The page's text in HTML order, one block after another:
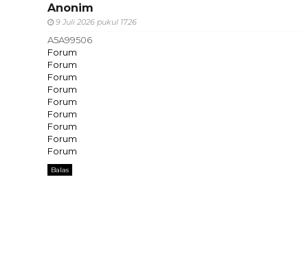
Anonim
9 Juli 2026 pukul 17.26
A5A99506
Forum
Forum
Forum
Forum
Forum
Forum
Forum
Forum
Forum
Balas